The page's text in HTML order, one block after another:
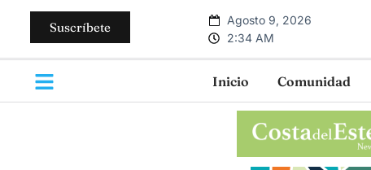
Suscríbete
Agosto 9, 2026
2:34 AM
Inicio Comunidad